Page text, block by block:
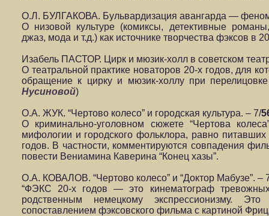
О.Л. БУЛГАКОВА. Бульвардизация авангарда —
О низовой культуре (комиксы, детективные
джаз, мода и т.д.) как источнике творчества фэксов в
Изабель ПАСТОР. Цирк и мюзик-холл в советском
О театральной практике новаторов 20-х годов, для
обращение к цирку и мюзик-холлу при перелицовке
Нусиновой)
О.А. ЖУК. “Чертово колесо” и городская культура. – 7/
О криминально-уголовном сюжете “Чертова
мифологии и городского фольклора, равно питавших
годов. В частности, комментируются совпадения
повести Вениамина Каверина “Конец хазы”.
О.А. КОВАЛОВ. “Чертово колесо” и “Доктор Мабузе”. –
“ФЭКС 20-х годов — это кинематограф тревожных
родственным немецкому экспрессионизму.
сопоставлением фэксовского фильма с картиной